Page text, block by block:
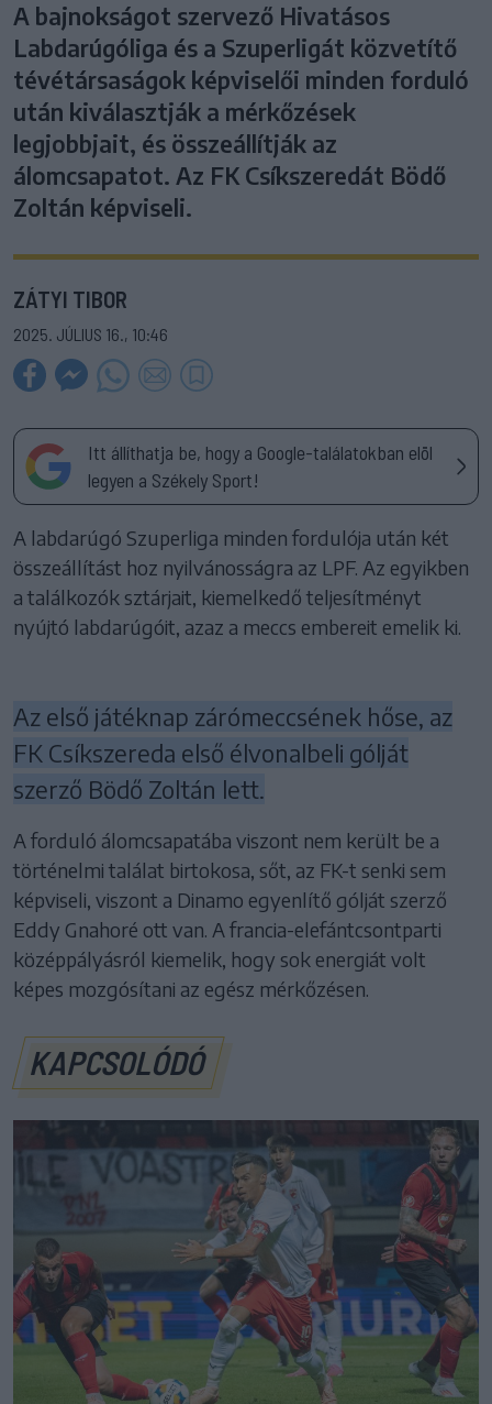
A bajnokságot szervező Hivatásos
Labdarúgóliga és a Szuperligát közvetítő
tévétársaságok képviselői minden forduló
után kiválasztják a mérkőzések
legjobbjait, és összeállítják az
álomcsapatot. Az FK Csíkszeredát Bödő
Zoltán képviseli.
ZÁTYI TIBOR
2025. JÚLIUS 16., 10:46
Itt állíthatja be, hogy a Google-találatokban elöl
legyen a Székely Sport!
A labdarúgó Szuperliga minden fordulója után két
összeállítást hoz nyilvánosságra az LPF. Az egyikben
a találkozók sztárjait, kiemelkedő teljesítményt
nyújtó labdarúgóit, azaz a meccs embereit emelik ki.
Az első játéknap zárómeccsének hőse, az
FK Csíkszereda első élvonalbeli gólját
szerző Bödő Zoltán lett.
A forduló álomcsapatába viszont nem került be a
történelmi találat birtokosa, sőt, az FK-t senki sem
képviseli, viszont a Dinamo egyenlítő gólját szerző
Eddy Gnahoré ott van. A francia-elefántcsontparti
középpályásról kiemelik, hogy sok energiát volt
képes mozgósítani az egész mérkőzésen.
KAPCSOLÓDÓ